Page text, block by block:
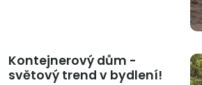
Kontejnerový dům -
světový trend v bydlení!